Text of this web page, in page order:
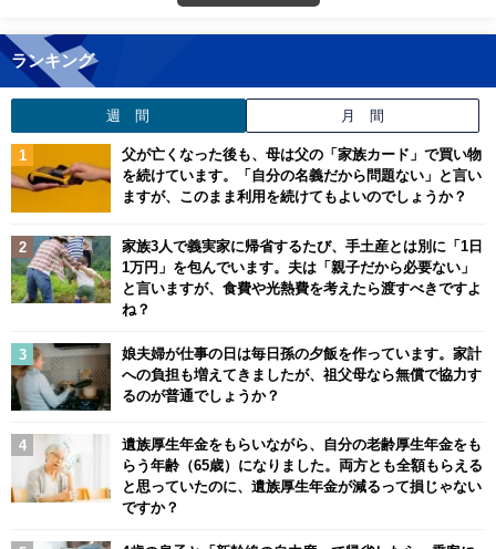
ランキング
週 間 月 間
父が亡くなった後も、母は父の「家族カード」で買い物
を続けています。「自分の名義だから問題ない」と言い
ますが、このまま利用を続けてもよいのでしょうか？
家族3人で義実家に帰省するたび、手土産とは別に「1日
1万円」を包んでいます。夫は「親子だから必要ない」
と言いますが、食費や光熱費を考えたら渡すべきですよ
ね？
娘夫婦が仕事の日は毎日孫の夕飯を作っています。家計
への負担も増えてきましたが、祖父母なら無償で協力す
るのが普通でしょうか？
遺族厚生年金をもらいながら、自分の老齢厚生年金をも
らう年齢（65歳）になりました。両方とも全額もらえる
と思っていたのに、遺族厚生年金が減るって損じゃない
ですか？